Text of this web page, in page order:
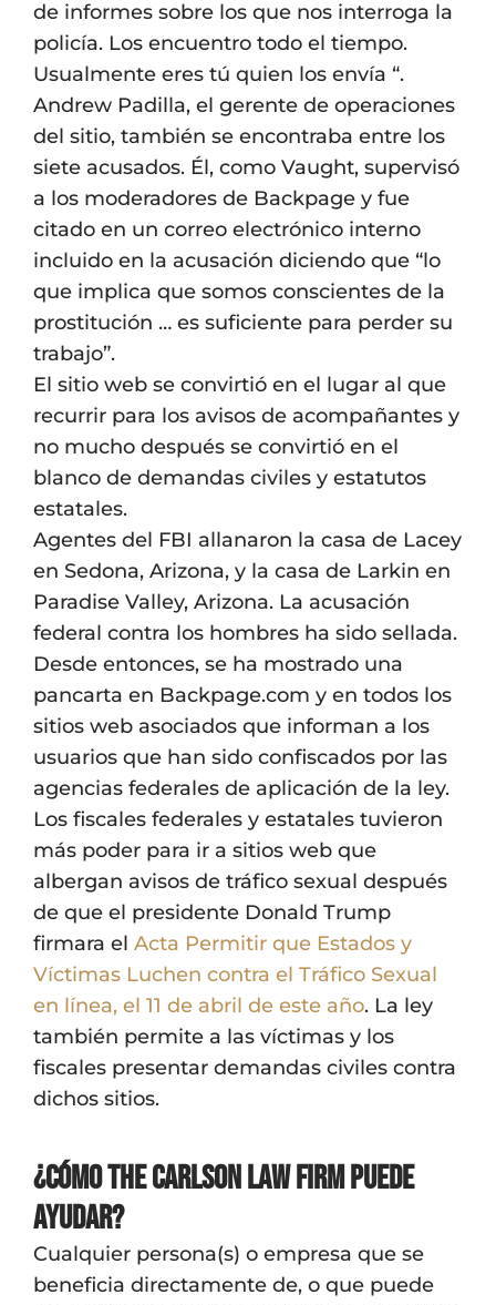
de informes sobre los que nos interroga la
policía. Los encuentro todo el tiempo.
Usualmente eres tú quien los envía “.
Andrew Padilla, el gerente de operaciones
del sitio, también se encontraba entre los
siete acusados. Él, como Vaught, supervisó
a los moderadores de Backpage y fue
citado en un correo electrónico interno
incluido en la acusación diciendo que “lo
que implica que somos conscientes de la
prostitución … es suficiente para perder su
trabajo”.
El sitio web se convirtió en el lugar al que
recurrir para los avisos de acompañantes y
no mucho después se convirtió en el
blanco de demandas civiles y estatutos
estatales.
Agentes del FBI allanaron la casa de Lacey
en Sedona, Arizona, y la casa de Larkin en
Paradise Valley, Arizona. La acusación
federal contra los hombres ha sido sellada.
Desde entonces, se ha mostrado una
pancarta en Backpage.com y en todos los
sitios web asociados que informan a los
usuarios que han sido confiscados por las
agencias federales de aplicación de la ley.
Los fiscales federales y estatales tuvieron
más poder para ir a sitios web que
albergan avisos de tráfico sexual después
de que el presidente Donald Trump
firmara el Acta Permitir que Estados y
Víctimas Luchen contra el Tráfico Sexual
en línea, el 11 de abril de este año. La ley
también permite a las víctimas y los
fiscales presentar demandas civiles contra
dichos sitios.
¿Cómo The Carlson Law Firm puede
ayudar?
Cualquier persona(s) o empresa que se
beneficia directamente de, o que puede